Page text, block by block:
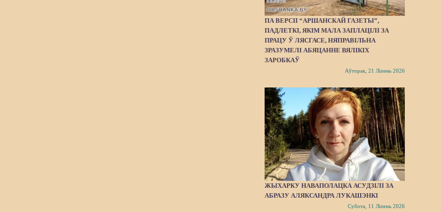
ПА ВЕРСІІ “АРШАНСКАЙ ГАЗЕТЫ”,
ПАДЛЕТКІ, ЯКІМ МАЛА ЗАПЛАЦІЛІ ЗА
ПРАЦУ Ў ЛЯСГАСЕ, НЯПРАВІЛЬНА
ЗРАЗУМЕЛІ АБЯЦАННЕ ВЯЛІКІХ
ЗАРОБКАЎ
Аўторак, 21 Ліпень 2026
ЖЫХАРКУ НАВАПОЛАЦКА АСУДЗІЛІ ЗА
АБРАЗУ АЛЯКСАНДРА ЛУКАШЭНКІ
Субота, 11 Ліпень 2026